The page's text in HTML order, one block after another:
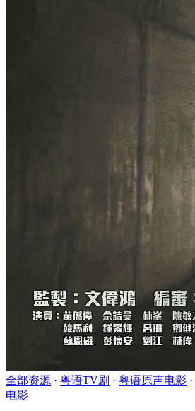
全部资源 · 粤语TV剧 · 粤语原声电影 ·
电影